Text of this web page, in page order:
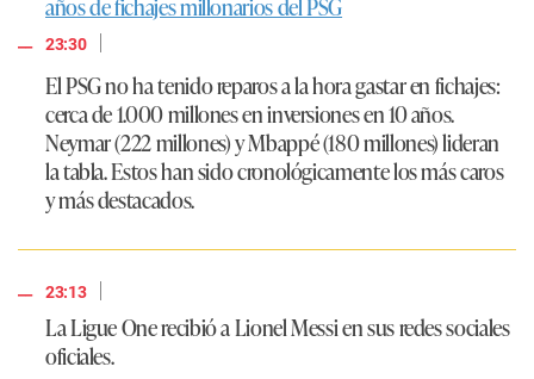
23:30
|
El PSG no ha tenido reparos a la hora gastar en fichajes:
cerca de 1.000 millones en inversiones en 10 años.
Neymar (222 millones) y Mbappé (180 millones) lideran
la tabla. Estos han sido cronológicamente los más caros
y más destacados.
23:13
|
La Ligue One recibió a Lionel Messi en sus redes sociales
oficiales.